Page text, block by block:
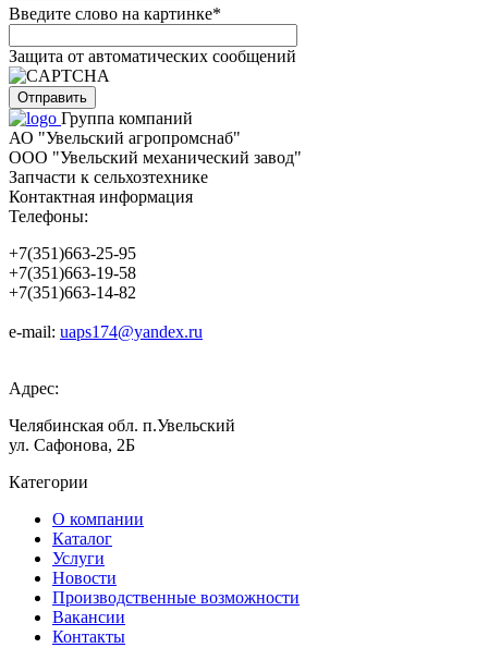
Введите слово на картинке*
Защита от автоматических сообщений
Группа компаний
АО "Увельский агропромснаб"
ООО "Увельский механический завод"
Запчасти к сельхозтехнике
Контактная информация
Телефоны:
+7(351)663-25-95
+7(351)663-19-58
+7(351)663-14-82
e-mail: uaps174@yandex.ru
Адрес:
Челябинская обл. п.Увельский
ул. Сафонова, 2Б
Категории
О компании
Каталог
Услуги
Новости
Производственные возможности
Вакансии
Контакты